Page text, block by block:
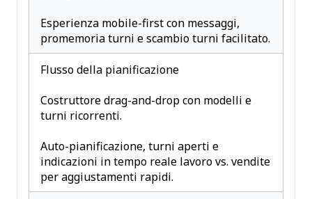
Esperienza mobile-first con messaggi,
promemoria turni e scambio turni facilitato.
Flusso della pianificazione
Costruttore drag-and-drop con modelli e
turni ricorrenti.
Auto-pianificazione, turni aperti e
indicazioni in tempo reale lavoro vs. vendite
per aggiustamenti rapidi.